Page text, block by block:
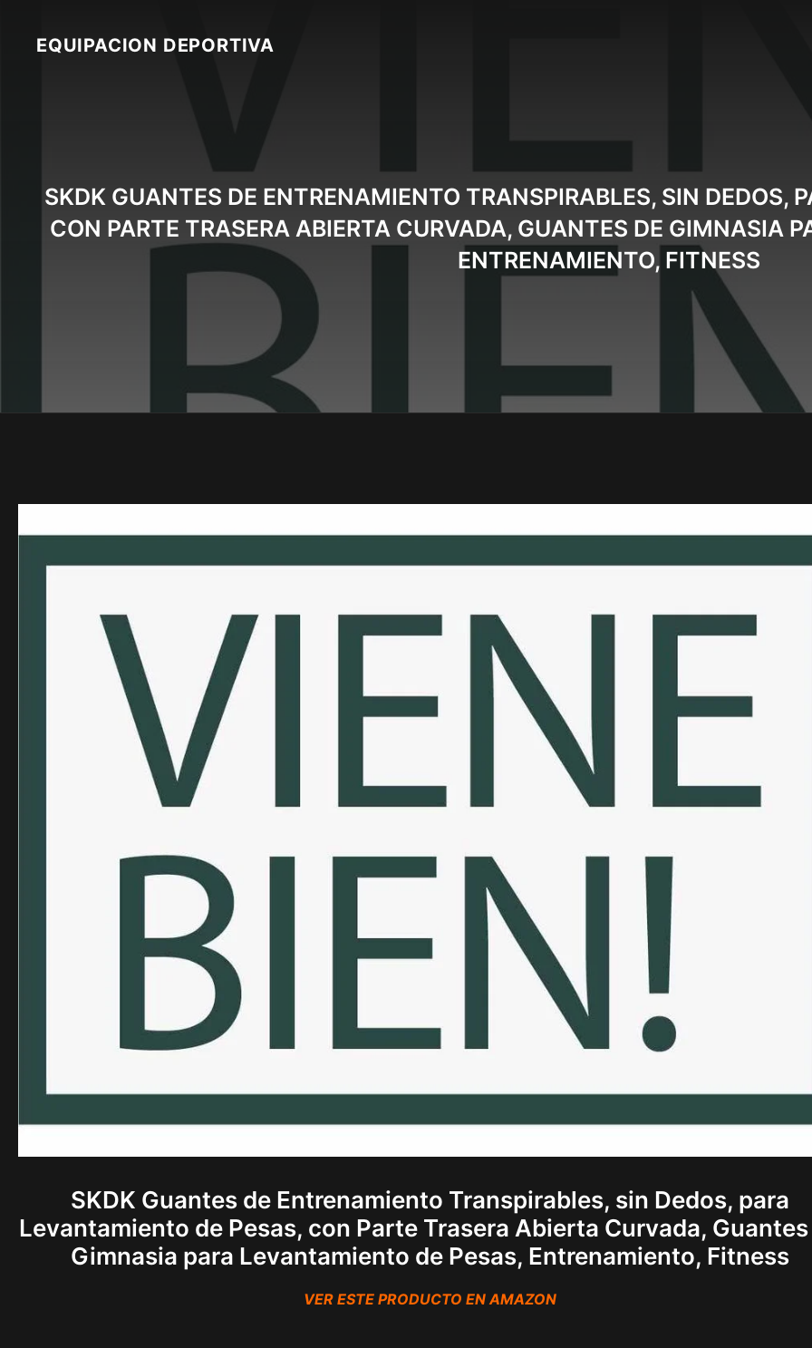
contentEQUIPACION DEPORTIVA
SKDK GUANTES DE ENTRENAMIENTO TRANSPIRABLES, SIN DEDOS,
CON PARTE TRASERA ABIERTA CURVADA, GUANTES DE GIMNASIA
ENTRENAMIENTO, FITNESS
SKDK Guantes de Entrenamiento Transpirables, sin Dedos, para
Levantamiento de Pesas, con Parte Trasera Abierta Curvada,
Gimnasia para Levantamiento de Pesas, Entrenamiento, Fitness
VER ESTE PRODUCTO EN AMAZON